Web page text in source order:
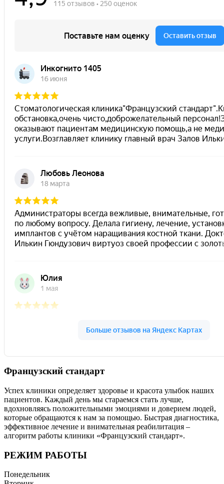
Французский стандарт
Успех клиники определяет здоровье и красота улыбок наших
пациентов. Каждый день мы стараемся стать лучше,
вдохновляясь положительными эмоциями и доверием людей,
которые обращаются к нам за помощью. Быстрая диагностика,
эффективное лечение и внимательная реабилитация –
алгоритм работы клиники «Французский стандарт».
РЕЖИМ РАБОТЫ
Понедельник